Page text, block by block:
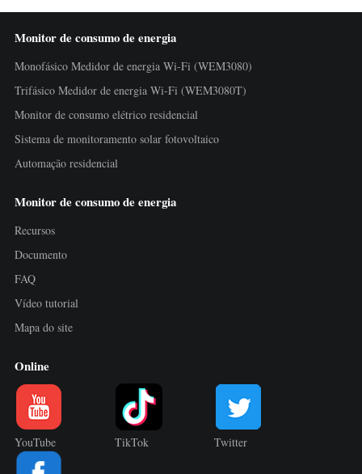
Monitor de consumo de energia
Monofásico Medidor de energia Wi-Fi (WEM3080)
Trifásico Medidor de energia Wi-Fi (WEM3080T)
Monitor de consumo elétrico residencial
Sistema de monitoramento solar fotovoltaico
Automação residencial
Monitor de consumo de energia
Recursos
Documento
FAQ
Vídeo tutorial
Mapa do site
Online
YouTube TikTok Twitter